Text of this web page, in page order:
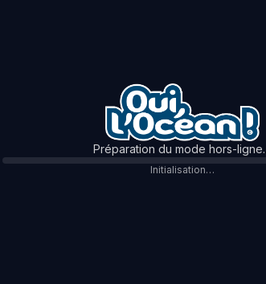
Préparation du mode hors-
Initialisation…